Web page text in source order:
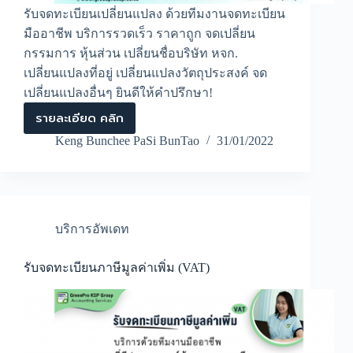
รับจดทะเบียนเปลี่ยนแปลง ด้วยทีมงานจดทะเบียน
มืออาชีพ บริการรวดเร็ว ราคาถูก จดเปลี่ยน
กรรมการ หุ้นส่วน เปลี่ยนชื่อบริษัท หจก.
เปลี่ยนแปลงที่อยู่ เปลี่ยนแปลงวัตถุประสงค์ จด
เปลี่ยนแปลงอื่นๆ ยินดีให้คำปรึกษา!
รายละเอียด คลิก
รับ
จด
ทะเบียน
จด
ทะเบียน
อาชีพ
Keng Bunchee PaSi BunTao 31/01/2022
บริการอัพเดท
รับจดทะเบียนภาษีมูลค่าเพิ่ม (VAT)